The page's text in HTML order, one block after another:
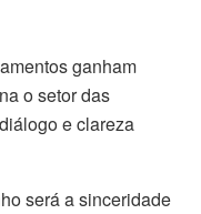
ganham
o setor das
e clareza
será a sinceridade